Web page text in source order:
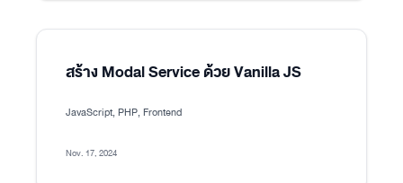
สร้าง Modal Service ด้วย Vanilla JS
JavaScript, PHP, Frontend
Nov. 17, 2024